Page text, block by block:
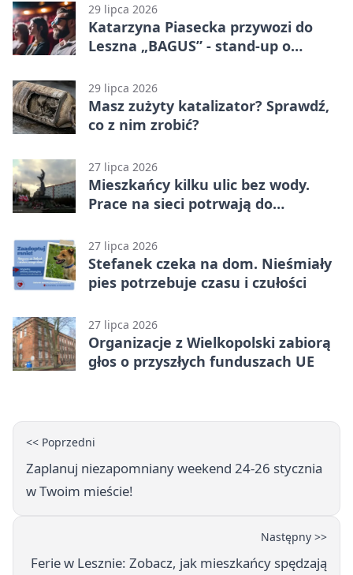
29 lipca 2026
Katarzyna Piasecka przywozi do
Leszna „BAGUS” - stand-up o
29 lipca 2026
Masz zużyty katalizator? Sprawdź,
co z nim zrobić?
27 lipca 2026
Mieszkańcy kilku ulic bez wody.
Prace na sieci potrwają do
27 lipca 2026
Stefanek czeka na dom. Nieśmiały
pies potrzebuje czasu i czułości
27 lipca 2026
Organizacje z Wielkopolski zabiorą
głos o przyszłych funduszach UE
<< Poprzedni
Zaplanuj niezapomniany weekend 24-26 stycznia
w Twoim mieście!
Następny >>
Ferie w Lesznie: Zobacz, jak mieszkańcy spędzają